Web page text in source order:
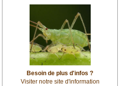
Besoin de plus d'infos ?
Visiter notre site d'information